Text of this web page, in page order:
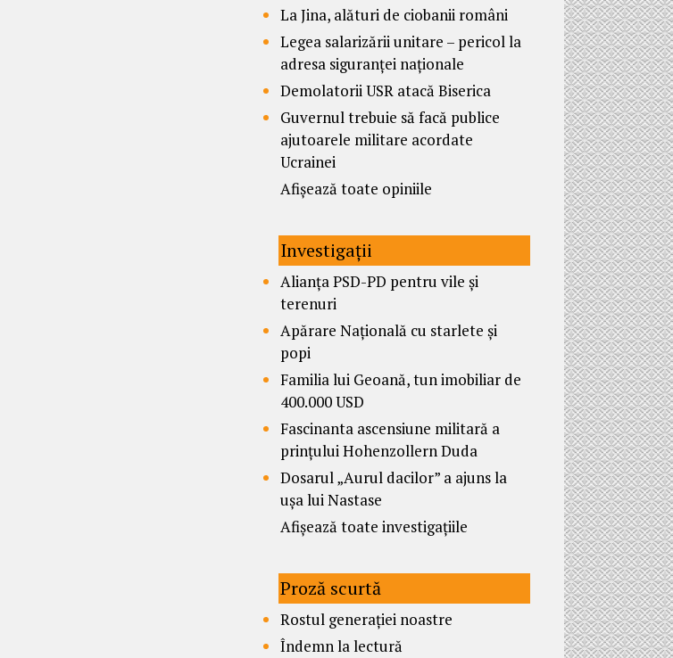
La Jina, alături de ciobanii români
Legea salarizării unitare – pericol la
adresa siguranței naționale
Demolatorii USR atacă Biserica
Guvernul trebuie să facă publice
ajutoarele militare acordate
Ucrainei
Afișează toate opiniile
Investigații
Alianța PSD-PD pentru vile și
terenuri
Apărare Națională cu starlete și
popi
Familia lui Geoană, tun imobiliar de
400.000 USD
Fascinanta ascensiune militară a
prințului Hohenzollern Duda
Dosarul „Aurul dacilor” a ajuns la
ușa lui Nastase
Afișează toate investigațiile
Proză scurtă
Rostul generației noastre
Îndemn la lectură